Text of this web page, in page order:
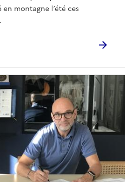
montagne l’été ces